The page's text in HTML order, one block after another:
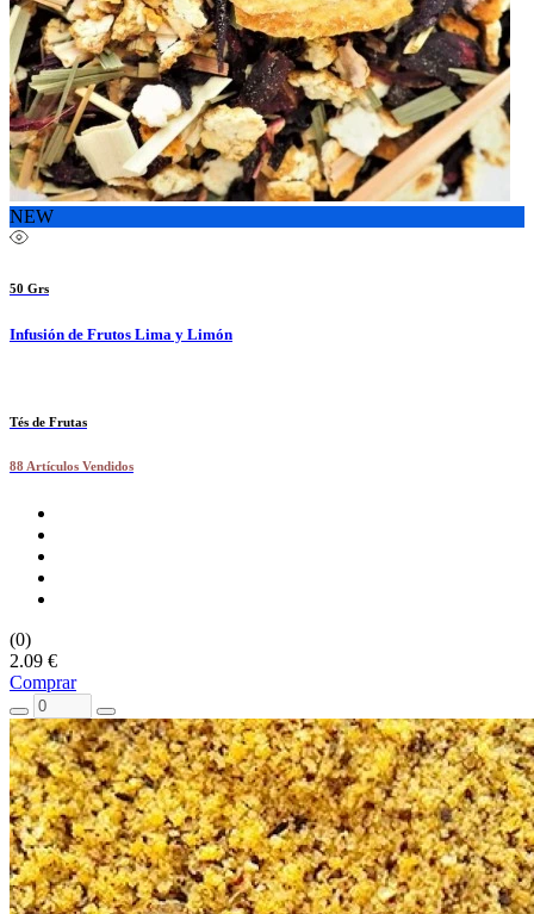
NEW
50 Grs
Infusión de Frutos Lima y Limón
Tés de Frutas
88 Artículos Vendidos
(0)
2.09 €
Comprar